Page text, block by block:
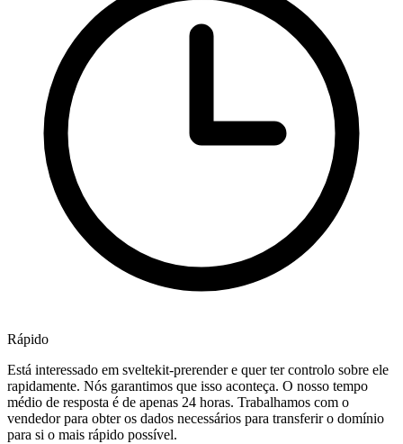
Rápido
Está interessado em sveltekit-prerender e quer ter controlo sobre ele
rapidamente. Nós garantimos que isso aconteça. O nosso tempo
médio de resposta é de apenas 24 horas. Trabalhamos com o
vendedor para obter os dados necessários para transferir o domínio
para si o mais rápido possível.